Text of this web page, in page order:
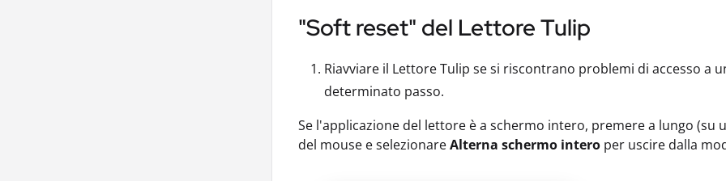
"Soft reset" del Lettore Tulip
Riavviare il Lettore Tulip se si riscontrano problemi di accesso a
determinato passo.
Se l'applicazione del lettore è a schermo intero, premere a lungo
del mouse e selezionareAlterna schermo intero per uscire dalla